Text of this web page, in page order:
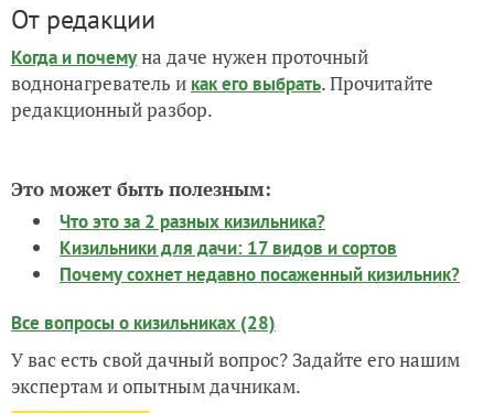
От редакции
Когда и почемуна даче нужен проточный
воднонагреватель и как его выбрать. Прочитайте
редакционный разбор.
Это может быть полезным:
Что это за 2 разных кизильника?
Кизильники для дачи: 17 видов и сортов
Почему сохнет недавно посаженный кизильник?
Все вопросы о кизильниках (28)
У вас есть свой дачный вопрос? Задайте его нашим
экспертам и опытным дачникам.